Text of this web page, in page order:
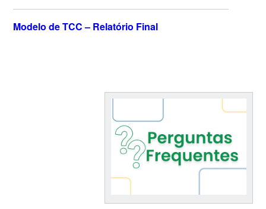
Modelo de TCC – Relatório Final